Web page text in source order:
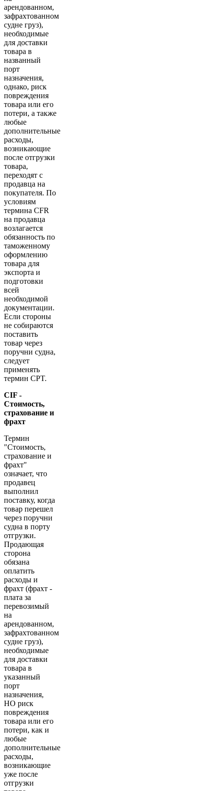
арендованном,
зафрахтованном
судне груз),
необходимые
для доставки
товара в
названный
порт
назначения,
однако, риск
повреждения
товара или его
потери, а также
любые
дополнительные
расходы,
возникающие
после отгрузки
товара,
переходят с
продавца на
покупателя. По
условиям
термина CFR
на продавца
возлагается
обязанность по
таможенному
оформлению
товара для
экспорта и
подготовки
всей
необходимой
документации.
Если стороны
не собираются
поставить
товар через
поручни судна,
следует
применять
термин CPT.
CIF -
Стоимость,
страхование и
фрахт
Термин
"Стоимость,
страхование и
фрахт"
означает, что
продавец
выполнил
поставку, когда
товар перешел
через поручни
судна в порту
отгрузки.
Продающая
сторона
обязана
оплатить
расходы и
фрахт (фрахт -
плата за
перевозимый
на
арендованном,
зафрахтованном
судне груз),
необходимые
для доставки
товара в
указанный
порт
назначения,
НО риск
повреждения
товара или его
потери, как и
любые
дополнительные
расходы,
возникающие
уже после
отгрузки